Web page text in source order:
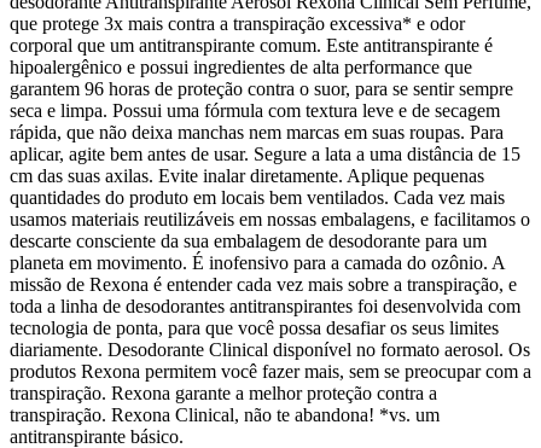
que protege 3x mais contra a transpiração excessiva* e odor
corporal que um antitranspirante comum. Este antitranspirante é
hipoalergênico e possui ingredientes de alta performance que
garantem 96 horas de proteção contra o suor, para se sentir sempre
seca e limpa. Possui uma fórmula com textura leve e de secagem
rápida, que não deixa manchas nem marcas em suas roupas. Para
aplicar, agite bem antes de usar. Segure a lata a uma distância de 15
cm das suas axilas. Evite inalar diretamente. Aplique pequenas
quantidades do produto em locais bem ventilados. Cada vez mais
usamos materiais reutilizáveis em nossas embalagens, e facilitamos o
descarte consciente da sua embalagem de desodorante para um
planeta em movimento. É inofensivo para a camada do ozônio. A
missão de Rexona é entender cada vez mais sobre a transpiração, e
toda a linha de desodorantes antitranspirantes foi desenvolvida com
tecnologia de ponta, para que você possa desafiar os seus limites
diariamente. Desodorante Clinical disponível no formato aerosol. Os
produtos Rexona permitem você fazer mais, sem se preocupar com a
transpiração. Rexona garante a melhor proteção contra a
transpiração. Rexona Clinical, não te abandona! *vs. um
antitranspirante básico.